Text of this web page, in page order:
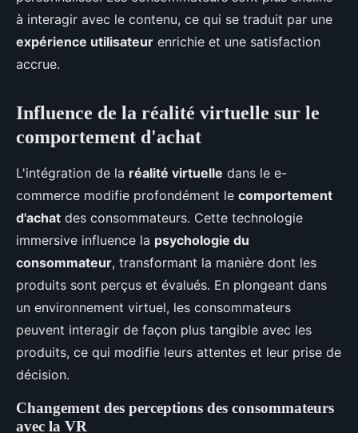
à interagir avec le contenu, ce qui se traduit par une
expérience utilisateur enrichie et une satisfaction
accrue.
Influence de la réalité virtuelle sur le
comportement d'achat
L'intégration de la réalité virtuelle dans le e-
commerce modifie profondément le comportement
d'achat des consommateurs. Cette technologie
immersive influence la psychologie du
consommateur, transformant la manière dont les
produits sont perçus et évalués. En plongeant dans
un environnement virtuel, les consommateurs
peuvent interagir de façon plus tangible avec les
produits, ce qui modifie leurs attentes et leur prise de
décision.
Changement des perceptions des consommateurs
avec la VR